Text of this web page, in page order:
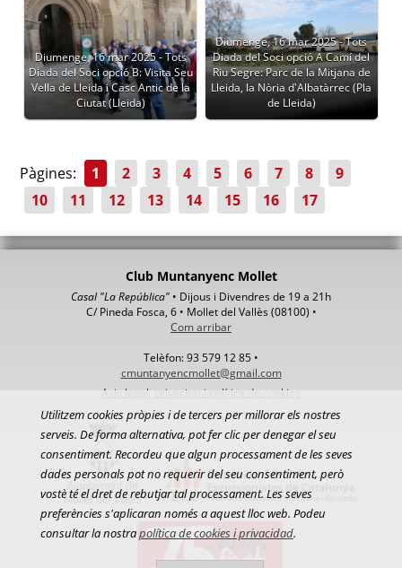
Diumenge, 16 mar 2025 - Tots
Diada del Soci opció B: Visita Seu
Vella de Lleida i Casc Antic de la
Ciutat (Lleida)
Diumenge, 16 mar 2025 - Tots
Diada del Soci opció A Camí del
Riu Segre: Parc de la Mitjana de
Lleida, la Nòria d'Albatàrrec (Pla
de Lleida)
Pàgines: 1 2 3 4 5 6 7 8
9
10
11 12 13 14 15 16 17
Club Muntanyenc Mollet
Casal "La República" • Dijous i Divendres de 19 a 21h
C/ Pineda Fosca, 6 • Mollet del Vallès (08100) •
Com arribar
Telèfon: 93 579 12 85 •
cmuntanyencmollet@gmail.com
Avis legal, privacitat i política de cookies
Utilitzem cookies pròpies i de tercers per millorar els nostres
serveis. De forma alternativa, pot fer clic per denegar el seu
consentiment. Recordeu que algun processament de les seves
dades personals pot no requerir del seu consentiment, però
vostè té el dret de rebutjar tal processament. Les seves
preferències s'aplicaran només a aquest lloc web. Podeu
consultar la nostrapolítica de cookies i privacidad.